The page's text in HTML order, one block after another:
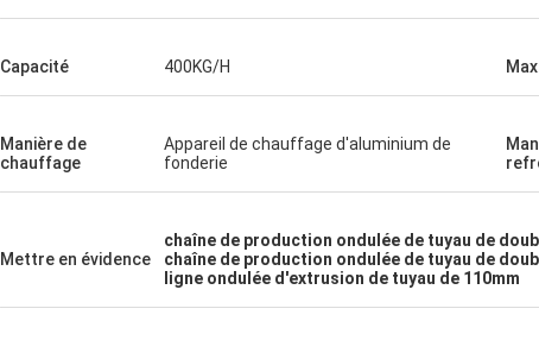
Capacité 400KG/H
Manière de
chauffage
Appareil de chauffage d'aluminium de
fonderie
Mettre en évidence
chaîne de production ondulée de tuyau de
chaîne de production ondulée de tuyau de
ligne ondulée d'extrusion de tuyau de 110mm